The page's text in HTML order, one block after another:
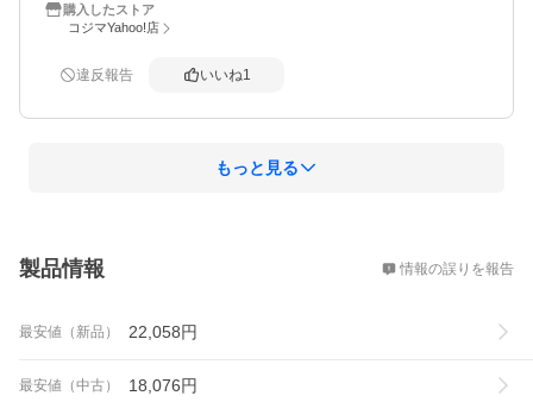
購入したストア
コジマYahoo!店
違反報告 いいね1
もっと見る
製品情報 情報の誤りを報告
最安値（新品） 22,058円
最安値（中古） 18,076円